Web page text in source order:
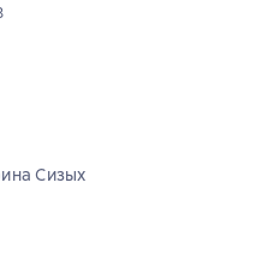
рейтинг 3,7 на основе 18 оценок
Сизых
рейтинг 5 на основе 2 оценок